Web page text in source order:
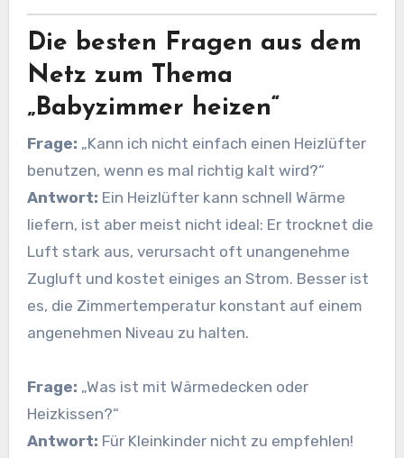
Die besten Fragen aus dem
Netz zum Thema
„Babyzimmer heizen“
Frage: „Kann ich nicht einfach einen Heizlüfter
benutzen, wenn es mal richtig kalt wird?“
Antwort: Ein Heizlüfter kann schnell Wärme
liefern, ist aber meist nicht ideal: Er trocknet die
Luft stark aus, verursacht oft unangenehme
Zugluft und kostet einiges an Strom. Besser ist
es, die Zimmertemperatur konstant auf einem
angenehmen Niveau zu halten.
Frage: „Was ist mit Wärmedecken oder
Heizkissen?“
Antwort: Für Kleinkinder nicht zu empfehlen!